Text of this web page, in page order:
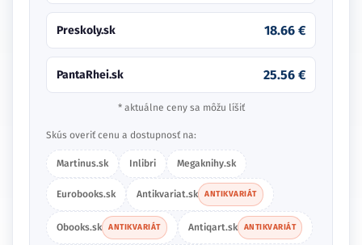
Preskoly.sk 18.66 €
PantaRhei.sk 25.56 €
* aktuálne ceny sa môžu líšiť
Skús overiť cenu a dostupnosť na:
Martinus.sk Inlibri Megaknihy.sk
Eurobooks.sk Antikvariat.sk ANTIKVARIÁT
Obooks.sk ANTIKVARIÁT Antiqart.sk ANTIKVARIÁT